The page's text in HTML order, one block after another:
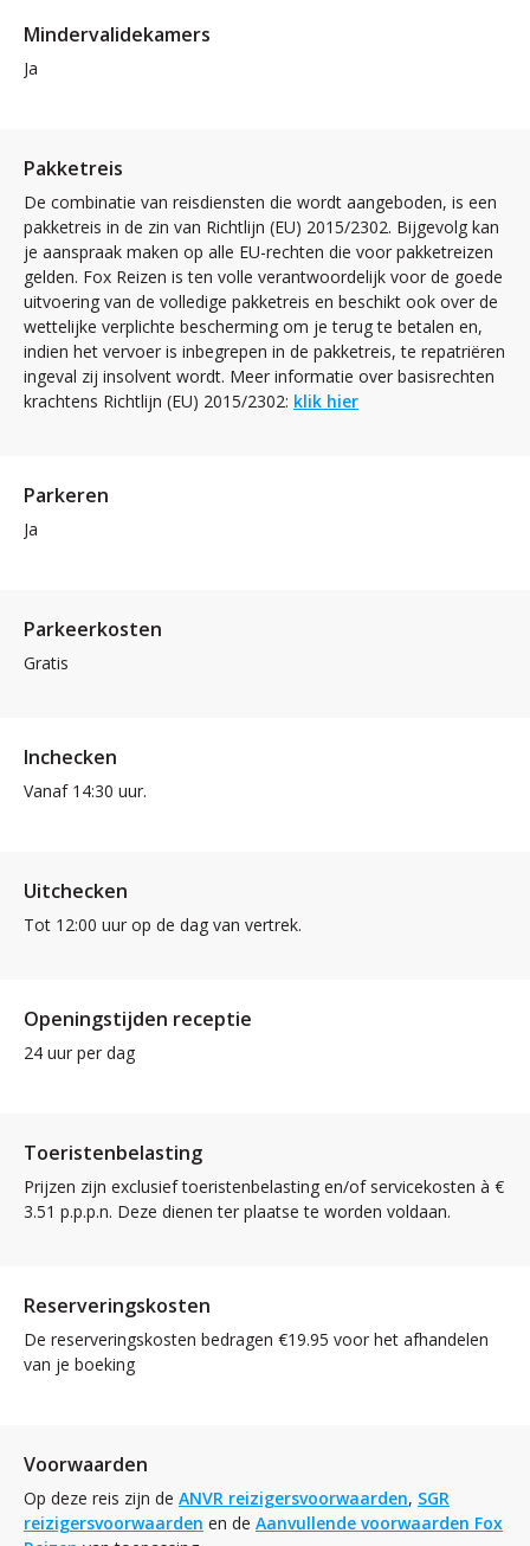
Mindervalidekamers
Ja
Pakketreis
De combinatie van reisdiensten die wordt aangeboden, is een
pakketreis in de zin van Richtlijn (EU) 2015/2302. Bijgevolg kan
je aanspraak maken op alle EU-rechten die voor pakketreizen
gelden. Fox Reizen is ten volle verantwoordelijk voor de goede
uitvoering van de volledige pakketreis en beschikt ook over de
wettelijke verplichte bescherming om je terug te betalen en,
indien het vervoer is inbegrepen in de pakketreis, te repatriëren
ingeval zij insolvent wordt. Meer informatie over basisrechten
krachtens Richtlijn (EU) 2015/2302: klik hier
Parkeren
Ja
Parkeerkosten
Gratis
Inchecken
Vanaf 14:30 uur.
Uitchecken
Tot 12:00 uur op de dag van vertrek.
Openingstijden receptie
24 uur per dag
Toeristenbelasting
Prijzen zijn exclusief toeristenbelasting en/of servicekosten à €
3.51 p.p.p.n. Deze dienen ter plaatse te worden voldaan.
Reserveringskosten
De reserveringskosten bedragen €19.95 voor het afhandelen
van je boeking
Voorwaarden
Op deze reis zijn de ANVR reizigersvoorwaarden, SGR
reizigersvoorwaarden en de Aanvullende voorwaarden Fox